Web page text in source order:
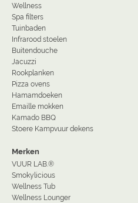
Wellness
Spa filters
Tuinbaden
Infrarood stoelen
Buitendouche
Jacuzzi
Rookplanken
Pizza ovens
Hamamdoeken
Emaille mokken
Kamado BBQ
Stoere Kampvuur dekens
Merken
VUUR LAB.®
Smokylicious
Wellness Tub
Wellness Lounger